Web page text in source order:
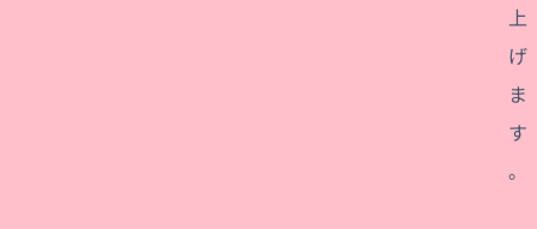
上
げ
ま
す
。